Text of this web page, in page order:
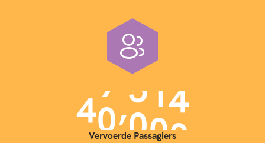
40,000
Vervoerde Passagiers